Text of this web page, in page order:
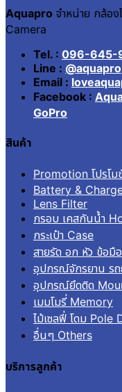
Aquapro จำหน่าย กล้อ
Camera
Tel. : 096-645-
Line : @aquapro
Email :
Facebook :
GoPro
สินค้า
Promotion โปรโม
Battery &
Lens Filter
กรอบ เคสกันน้ำ
กระเป๋า Case
สายรัด อก หัว ข้อมื
อุปกรณ์จักรยาน ร
อุปกรณ์ยึดติด
เมมโมรี่ Memory
ไม้เซลฟี่ โดม Pole
อื่นๆ Others
บริการลูกค้า